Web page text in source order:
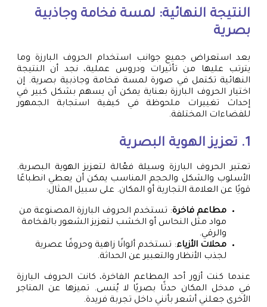
النتيجة النهائية: لمسة فخامة وجاذبية
بصرية
بعد استعراض جميع جوانب استخدام الحروف البارزة وما
يترتب عليها من تأثيرات ودروس عملية، نجد أن النتيجة
النهائية تكتمل في صورة لمسة فخامة وجاذبية بصرية. إن
اختيار الحروف البارزة بعناية يمكن أن يسهم بشكل كبير في
إحداث تغييرات ملحوظة في كيفية استجابة الجمهور
للفضاءات المختلفة.
1. تعزيز الهوية البصرية
تعتبر الحروف البارزة وسيلة فعّالة لتعزيز الهوية البصرية.
الأسلوب والشكل والحجم المناسب يمكن أن يعطي انطباعًا
قويًا عن العلامة التجارية أو المكان. على سبيل المثال:
مطاعم فاخرة: تستخدم الحروف البارزة المصنوعة من
مواد مثل النحاس أو الخشب لتعزيز الشعور بالفخامة
والرقي.
محلات الأزياء: تستخدم ألوانًا زاهية وحروفًا عصرية
لجذب الأنظار والتعبير عن الحداثة.
عندما كنت أزور أحد المطاعم الفاخرة، كانت الحروف البارزة
في مدخل المكان حدثًا بصريًا لا يُنسى. تميزها عن المتاجر
الأخرى جعلني أشعر بأنني داخل تجربة فريدة.